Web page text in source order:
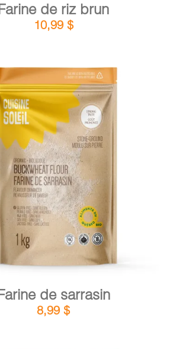
de riz brun
10,99 $
AU PANIER / DÉTAILS
de sarrasin
8,99 $